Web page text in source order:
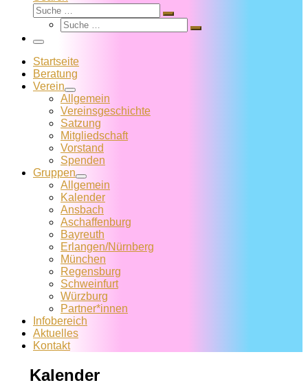
Suche
Suche
Suche
Suche
Menü
Startseite
Beratung
Verein
Allgemein
Vereins­geschichte
Satzung
Mitglied­schaft
Vorstand
Spenden
Gruppen
Allgemein
Kalender
Ansbach
Aschaffenburg
Bayreuth
Erlangen/Nürnberg
München
Regensburg
Schweinfurt
Würzburg
Partner*innen
Infobereich
Aktuelles
Kontakt
Kalender